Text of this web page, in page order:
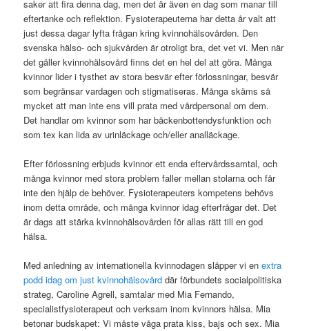
saker att fira denna dag, men det är även en dag som manar till
eftertanke och reflektion. Fysioterapeuterna har detta år valt att
just dessa dagar lyfta frågan kring kvinnohälsovården. Den
svenska hälso- och sjukvården är otroligt bra, det vet vi. Men när
det gäller kvinnohälsovård finns det en hel del att göra. Många
kvinnor lider i tysthet av stora besvär efter förlossningar, besvär
som begränsar vardagen och stigmatiseras. Många skäms så
mycket att man inte ens vill prata med vårdpersonal om dem.
Det handlar om kvinnor som har bäckenbottendysfunktion och
som tex kan lida av urinläckage och/eller analläckage.
Efter förlossning erbjuds kvinnor ett enda eftervårdssamtal, och
många kvinnor med stora problem faller mellan stolarna och får
inte den hjälp de behöver. Fysioterapeuters kompetens behövs
inom detta område, och många kvinnor idag efterfrågar det. Det
är dags att stärka kvinnohälsovården för allas rätt till en god
hälsa.
Med anledning av internationella kvinnodagen släpper vi enextra
podd idag om just kvinnohälsovård där förbundets socialpolitiska
strateg, Caroline Agrell, samtalar med Mia Fernando,
specialistfysioterapeut och verksam inom kvinnors hälsa. Mia
betonar budskapet: Vi måste våga prata kiss, bajs och sex. Mia